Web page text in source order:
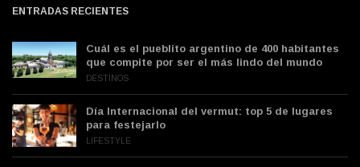
ENTRADAS RECIENTES
Cuál es el pueblito argentino de 400 habitantes
que compite por ser el más lindo del mundo
DESTINOS
Día Internacional del vermut: top 5 de lugares
para festejarlo
LIFESTYLE